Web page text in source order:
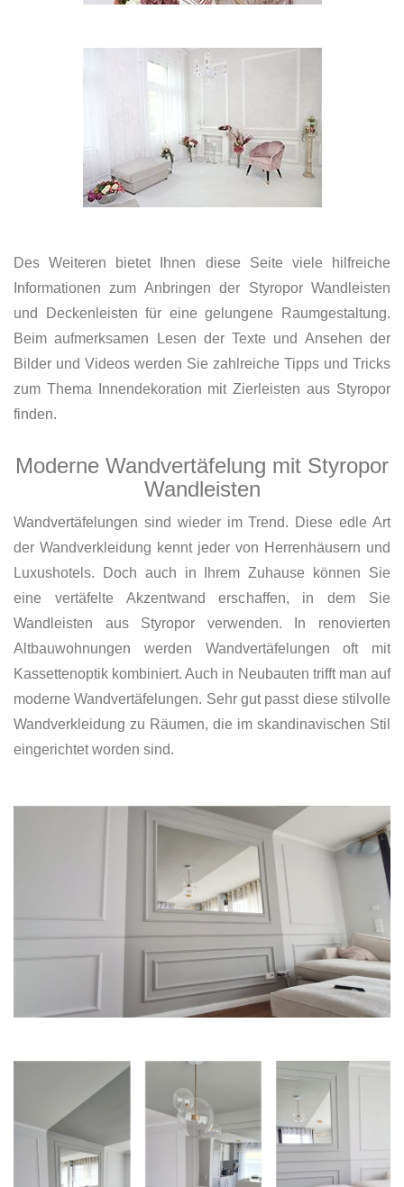
Des Weiteren bietet Ihnen diese Seite viele hilfreiche
Informationen zum Anbringen der Styropor Wandleisten
und Deckenleisten für eine gelungene Raumgestaltung.
Beim aufmerksamen Lesen der Texte und Ansehen der
Bilder und Videos werden Sie zahlreiche Tipps und Tricks
zum Thema Innendekoration mit Zierleisten aus Styropor
finden.
Moderne Wandvertäfelung mit Styropor
Wandleisten
Wandvertäfelungen sind wieder im Trend. Diese edle Art
der Wandverkleidung kennt jeder von Herrenhäusern und
Luxushotels. Doch auch in Ihrem Zuhause können Sie
eine vertäfelte Akzentwand erschaffen, in dem Sie
Wandleisten aus Styropor verwenden. In renovierten
Altbauwohnungen werden Wandvertäfelungen oft mit
Kassettenoptik kombiniert. Auch in Neubauten trifft man auf
moderne Wandvertäfelungen. Sehr gut passt diese stilvolle
Wandverkleidung zu Räumen, die im skandinavischen Stil
eingerichtet worden sind.